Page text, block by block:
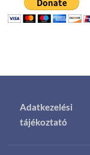
Adatkezelési
tájékoztató